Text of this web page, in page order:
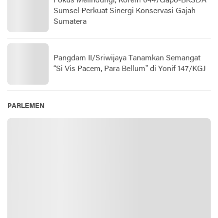
Sumsel Perkuat Sinergi Konservasi Gajah
Sumatera
Pangdam II/Sriwijaya Tanamkan Semangat
“Si Vis Pacem, Para Bellum” di Yonif 147/KGJ
PARLEMEN